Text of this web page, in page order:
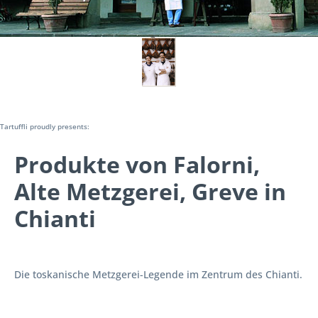
Tartuffli proudly presents:
Produkte von Falorni,
Alte Metzgerei, Greve in
Chianti
Die toskanische Metzgerei-Legende im Zentrum des Chianti.